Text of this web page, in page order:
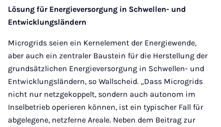
Lösung für Energieversorgung in Schwellen- und
Entwicklungsländern
Microgrids seien ein Kernelement der Energiewende,
aber auch ein zentraler Baustein für die Herstellung der
grundsätzlichen Energieversorgung in Schwellen- und
Entwicklungsländern, so Wallscheid. „Dass Microgrids
nicht nur netzgekoppelt, sondern auch autonom im
Inselbetrieb operieren können, ist ein typischer Fall für
abgelegene, netzferne Areale. Neben dem Beitrag zur